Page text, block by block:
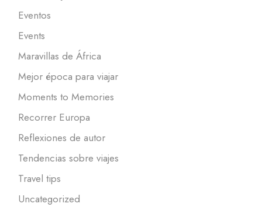
Eventos
Events
Maravillas de África
Mejor época para viajar
Moments to Memories
Recorrer Europa
Reflexiones de autor
Tendencias sobre viajes
Travel tips
Uncategorized